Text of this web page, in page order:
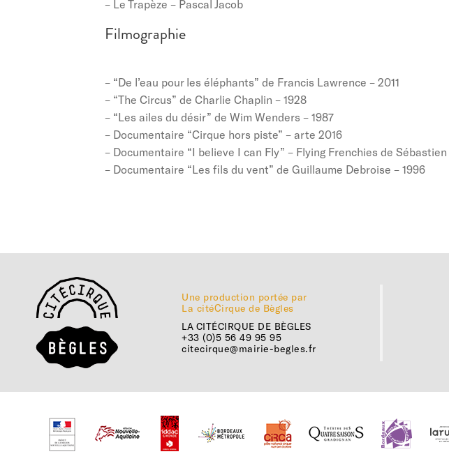
– Le Trapèze – Pascal Jacob
Filmographie
– “De l’eau pour les éléphants” de Francis Lawrence – 2011
– “The Circus” de Charlie Chaplin – 1928
– “Les ailes du désir” de Wim Wenders – 1987
– Documentaire “Cirque hors piste” – arte 2016
– Documentaire “I believe I can Fly” – Flying Frenchies de
– Documentaire “Les fils du vent” de Guillaume Debroise – 1996
Une production portée par
La citéCirque de Bègles
LA CITÉCIRQUE DE BÈGLES
+33 (0)5 56 49 95 95
citecirque@mairie-begles.fr